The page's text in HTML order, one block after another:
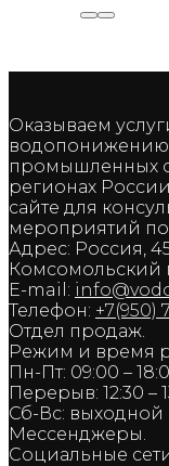
Оказываем
водопонижению
промышленных
регионах
сайте для
мероприятий
Адрес: Россия,
Комсомольский
E-mail:
Телефон: +7(950)
Отдел продаж.
Режим и время
Пн-Пт: 09:00 –
Перерыв: 12:30 –
Сб-Вс: выходной
Мессенджеры.
Социальные